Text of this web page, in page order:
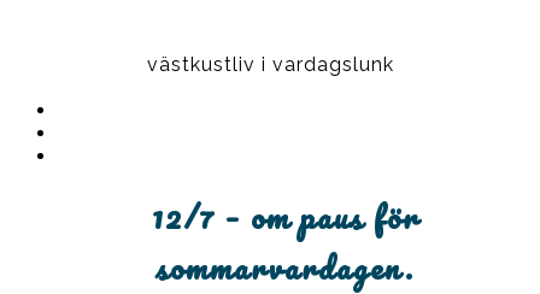
västkustliv i vardagslunk
12/7 – om paus för
sommarvardagen.